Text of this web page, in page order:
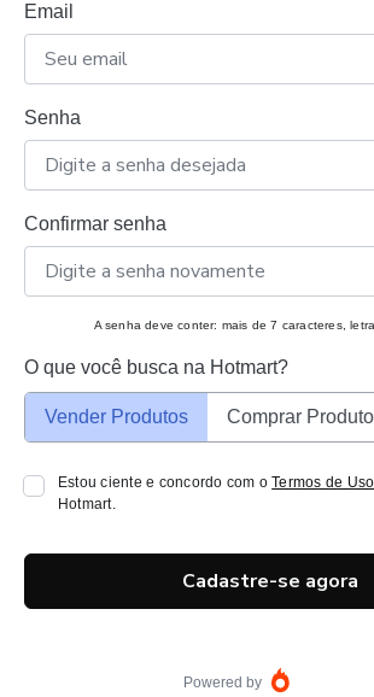
Email
Senha
Confirmar senha
A senha deve conter: mais de 7 caracteres,
O que você busca na Hotmart?
Vender Produtos Comprar
Estou ciente e concordo com oTermos de Uso
Hotmart.
Cadastre-se agora
Powered by